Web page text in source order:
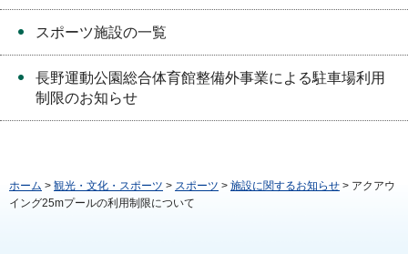
スポーツ施設の一覧
長野運動公園総合体育館整備外事業による駐車場利用
制限のお知らせ
ホーム > 観光・文化・スポーツ > スポーツ > 施設に関するお知らせ > アクアウ
イング25mプールの利用制限について